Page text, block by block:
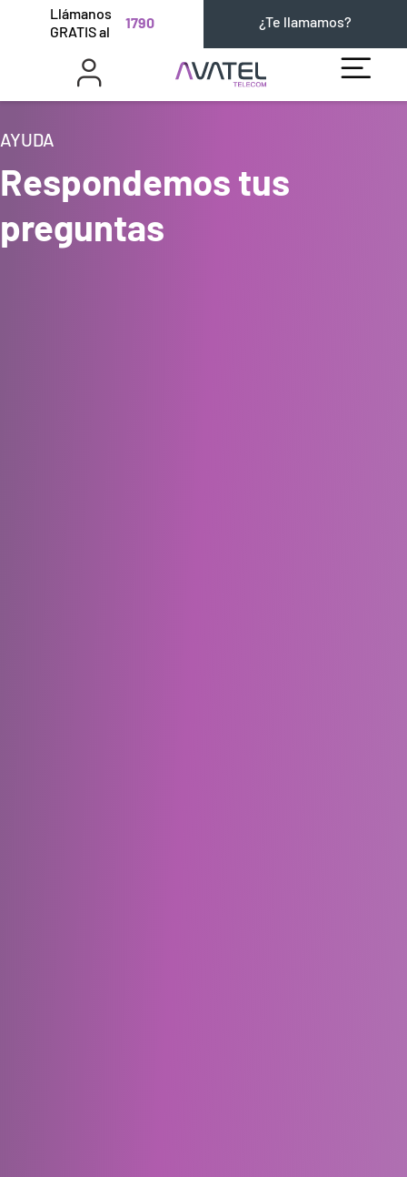
Llámanos
GRATIS al
1790 ¿Te llamamos?
AYUDA
Respondemos tus
preguntas